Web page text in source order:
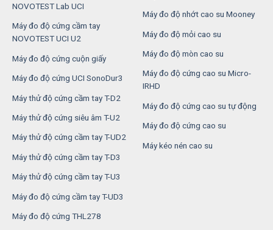
NOVOTEST Lab UCI
Máy đo độ cứng cầm tay
NOVOTEST UCI U2
Máy đo độ cứng cuộn giấy
Máy đo độ cứng UCI SonoDur3
Máy thử độ cứng cầm tay T-D2
Máy thử độ cứng siêu âm T-U2
Máy thử độ cứng cầm tay T-UD2
Máy thử độ cứng cầm tay T-D3
Máy thử độ cứng cầm tay T-U3
Máy đo độ cứng cầm tay T-UD3
Máy đo độ cứng THL278
Máy đo độ nhớt cao su Mooney
Máy đo độ mỏi cao su
Máy đo độ mòn cao su
Máy đo độ cứng cao su Micro-
IRHD
Máy đo độ cứng cao su tự động
Máy đo độ cứng cao su
Máy kéo nén cao su